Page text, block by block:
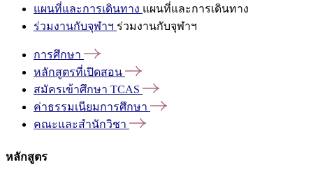
แผนที่และการเดินทาง แผนที่และการเดินทาง
ร่วมงานกับจุฬาฯ ร่วมงานกับจุฬาฯ
การศึกษา
หลักสูตรที่เปิดสอน
สมัครเข้าศึกษา TCAS
ค่าธรรมเนียมการศึกษา
คณะและสำนักวิชา
หลักสูตร